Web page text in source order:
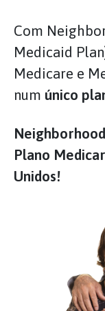
Com
Medicaid
Medicare e
num único
Plano
Unidos!